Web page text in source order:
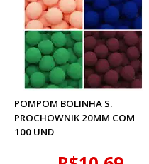
POMPOM BOLINHA S.
PROCHOWNIK 20MM COM
100 UND